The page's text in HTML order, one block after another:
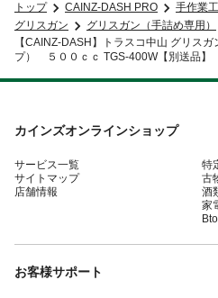
トップ CAINZ-DASH PRO 手作業
グリスガン
グリスガン（手詰め専用）
【CAINZ-DASH】トラスコ中山 グリス
プ） ５００ｃｃ TGS-400W【別送品】
カインズオンラインショップ
サービス一覧
サイトマップ
店舗情報
特
古
酒
家
お客様サポート